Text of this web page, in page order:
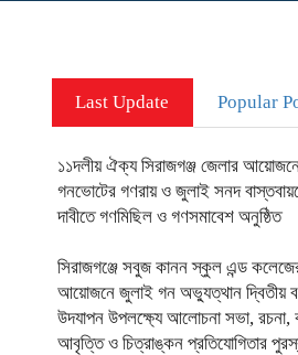
Last Update Popular
১১দলীয় ঐক্য সিরাজগঞ্জ জেলার
গনভোটের গণরায় ও জুলাই সনদ
দাবীতে গণমিছিল ও গণসমাবেশ অনুষ্ঠিত
সিরাজগঞ্জে সবুজ কানন স্কুল এন্ড
আয়োজনে জুলাই গন অভ্যুত্থান দ্বিতীয়
উদযাপন উপলক্ষ্যে আলোচনা সভা, রচনা,
আবৃত্তি ও চিত্রাঙ্কন প্রতিযোগিতার